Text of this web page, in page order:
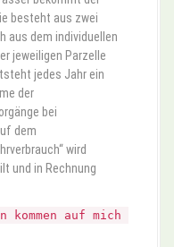
besteht aus zwei
aus dem individuellen
jeweiligen Parzelle
jedes Jahr ein
der
bei
dem
wird
und in Rechnung
kommen auf mich